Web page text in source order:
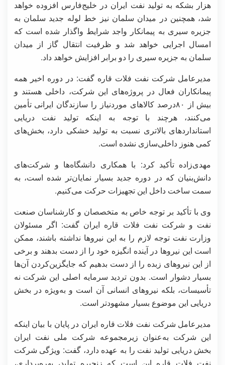
هزار بشکه به تولید نفت ایران در خلیج‌فارس افزوده خواهد
شد، همچنین در میدان سلمان نیز خط لوله جدید سلمان به
جزیره سیری به پیمانکار واجد شرایط واگذار شده است که
امسال اجرایی خواهد شد و ظرفیت انتقال گاز از میدان
سلمان به جزیره سیری را دو برابر افزایش خواهد داد.
مدیرعامل شرکت نفت فلات قاره گفت: در دوره اخیر همه
پیمانکاران فعال در پروژه‌های این شرکت، داخلی هستند و
بیش از ۸۰درصد کالاهای موردنیاز را سازندگان ایرانی تأمین
می‌کنند، هرچند با توجه به اینکه تولید نفت دریایی
استانداردهای بالاتری نسبت به تولید خشکی دارد، بخش‌های
کمی هنوز داخلی‌سازی نشده است.
مهدی‌زاده تأکید کرد: با همکاری دانشگاه‌ها و شرکت‌های
دانش‌بنیان که در دوره جدید بسیار نمایان‌تر شده است، به
سمت ساخت داخل این تجهیزات حرکت می‌کنیم.
وی با تأکید بر توجه خاص به متخصصان و کارشناسان صنعت
نفت و شرکت نفت فلات قاره ایران گفت: اگر مسئولان
وزارت نفت توجه لازم را به این نیروها نداشته باشند، ممکن
است این نیروها در آینده انگیزه خود را از دست بدهند و برخی
از این نیروهای زبده را از دست بدهیم که جایگزین‌کردن آن‌ها
بسیار دشوار است. بدون تردید سرمایه اصلی این شرکت نه
تأسیسات، بلکه نیروهای انسانی آن است و به‌ویژه در بخش
دریایی این موضوع بسیار مشهودتر است.
مدیرعامل شرکت نفت فلات قاره ایران در پایان با بیان اینکه
این شرکت به‌عنوان زیرمجموعه شرکت ملی نفت ایران
بخش دریایی تولید نفت را به عهده دارد، گفت: ویژگی شرکت